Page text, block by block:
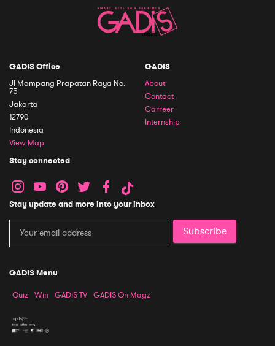
GADIS Office
Jl Mampang Prapatan Raya No.
75
Jakarta
12790
Indonesia
View Map
GADIS
About
Contact
Carreer
Internship
Stay connected
Stay update and more into your inbox
Subscribe
GADIS Menu
Quiz Win GADIS TV GADIS On Magz